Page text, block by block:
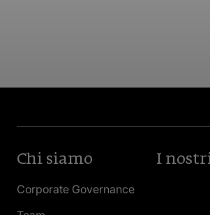
Chi siamo
Corporate Governance
I